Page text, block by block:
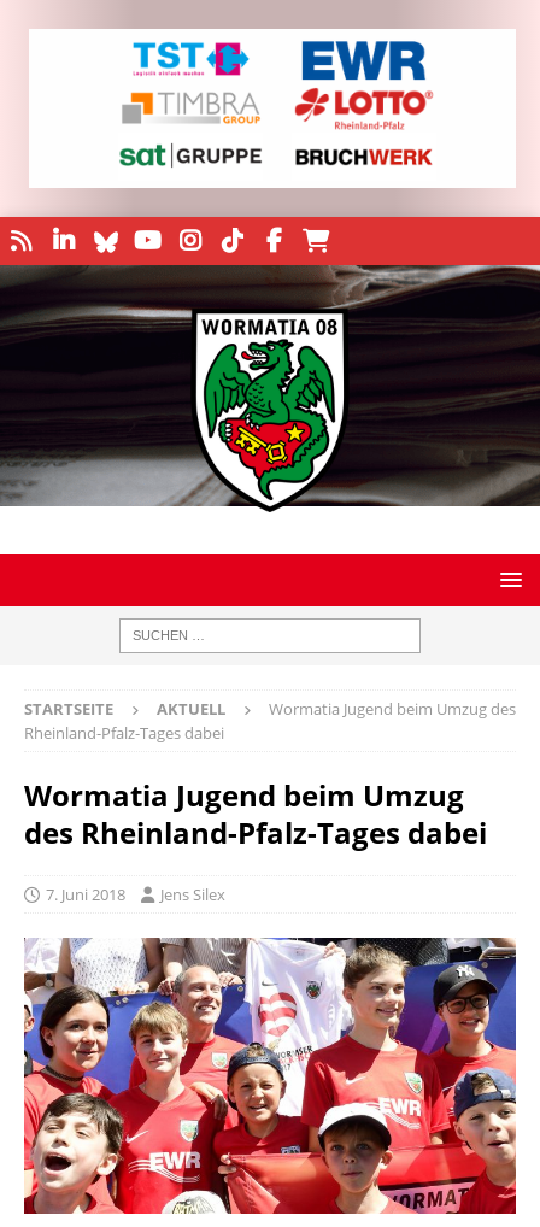
STARTSEITE AKTUELL
Wormatia Jugend beim Umzug des
Rheinland-Pfalz-Tages dabei
Wormatia Jugend beim Umzug
des Rheinland-Pfalz-Tages dabei
7. Juni 2018 Jens Silex